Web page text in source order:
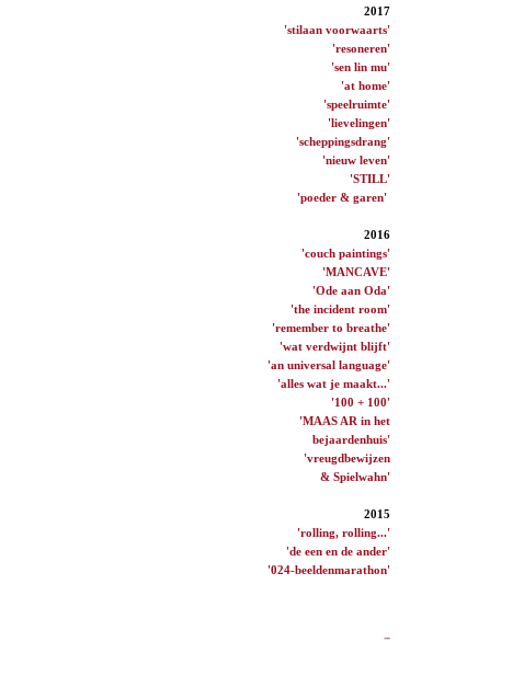
2017
'stilaan voorwaarts'
'resoneren'
'sen lin mu'
'at home'
'speelruimte'
'lievelingen'
'scheppingsdrang'
'nieuw leven'
'STILL'
'poeder & garen'
2016
'couch paintings'
'MANCAVE'
'Ode aan Oda'
'the incident room'
'remember to breathe'
'wat verdwijnt blijft'
'an universal language'
'alles wat je maakt...'
'100 + 100'
'MAAS AR in het
bejaardenhuis'
'vreugdbewijzen
& Spielwahn'
2015
'rolling, rolling...'
'de een en de ander'
'024-beeldenmarathon'